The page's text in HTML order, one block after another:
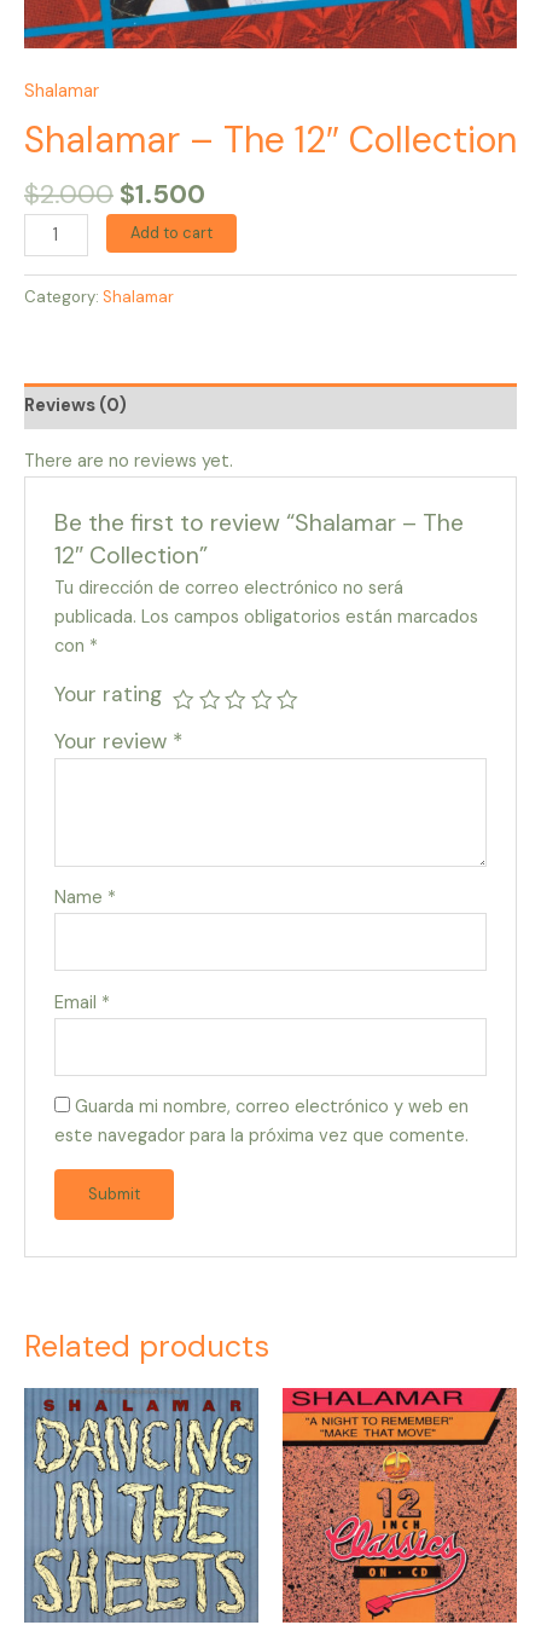
Shalamar
Shalamar – The 12″ Collection
$2.000 $1.500
Add to cart
Category: Shalamar
Reviews (0)
There are no reviews yet.
Be the first to review “Shalamar – The
12″ Collection”
Tu dirección de correo electrónico no será
publicada. Los campos obligatorios están marcados
con *
Your rating
Your review *
Name *
Email *
Guarda mi nombre, correo electrónico y web en
este navegador para la próxima vez que comente.
Related products